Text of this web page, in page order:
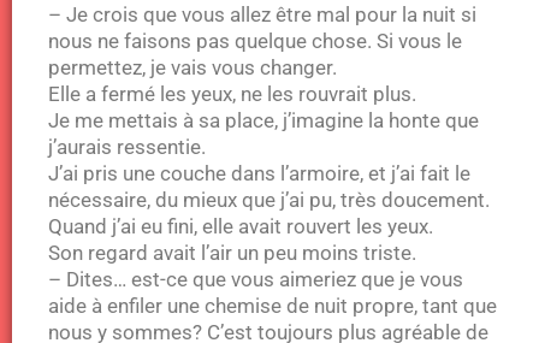
– Je crois que vous allez être mal pour la nuit si
nous ne faisons pas quelque chose. Si vous le
permettez, je vais vous changer.
Elle a fermé les yeux, ne les rouvrait plus.
Je me mettais à sa place, j’imagine la honte que
j’aurais ressentie.
J’ai pris une couche dans l’armoire, et j’ai fait le
nécessaire, du mieux que j’ai pu, très doucement.
Quand j’ai eu fini, elle avait rouvert les yeux.
Son regard avait l’air un peu moins triste.
– Dites… est-ce que vous aimeriez que je vous
aide à enfiler une chemise de nuit propre, tant que
nous y sommes? C’est toujours plus agréable de